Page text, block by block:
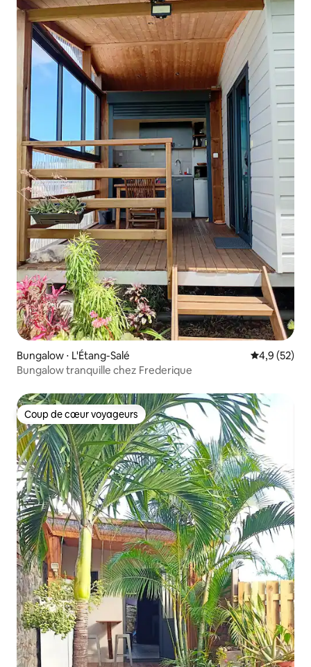
Bungalow ⋅ L'Étang-Salé Évaluation
4,9 (52)
Bungalow tranquille chez Frederique
Coup de cœur voyageurs
Coup de cœur voyageurs